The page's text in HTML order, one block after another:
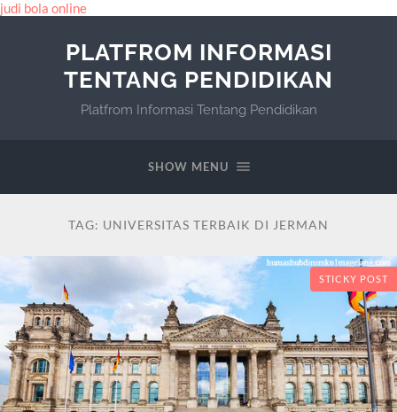
judi bola online
PLATFROM INFORMASI
TENTANG PENDIDIKAN
Platfrom Informasi Tentang Pendidikan
SHOW MENU
TAG: UNIVERSITAS TERBAIK DI JERMAN
STICKY POST